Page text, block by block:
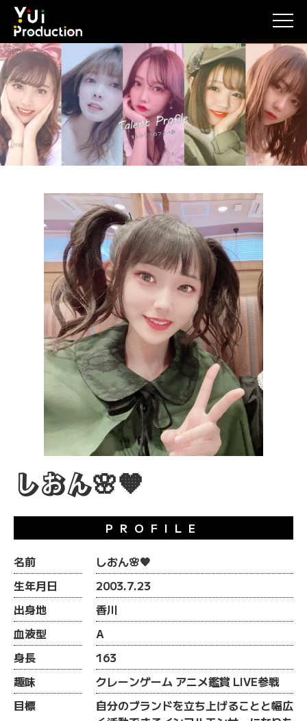
しおん🌸‪🧡‬‪
名前
しおん🌸‪🧡‬‪
生年月日
2003.7.23
出身地
香川
血液型
A
身長
163
趣味
クレーンゲーム アニメ鑑賞 LIVE参戦
目標
自分のブランドを立ち上げることと幅広
PROFILE